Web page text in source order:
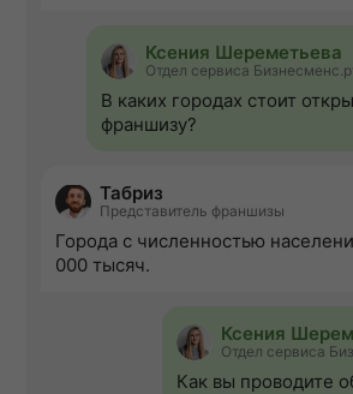
Ксения Шереметьева
Отдел сервиса
В каких городах стоит
франшизу?
Табриз
Представитель франшизы
Города с численностью
000 тысяч.
Ксения
Отдел сервиса
Как вы проводите